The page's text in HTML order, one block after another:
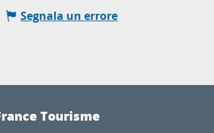
Segnala un errore
Tourisme